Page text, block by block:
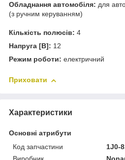
Обладнання автомобіля: для
(з ручним керуванням)
Кількість полюсів: 4
Напруга [В]: 12
Режим роботи: електричний
Приховати
Характеристики
Основні атрибути
Код запчастини
1J0-
Виробник